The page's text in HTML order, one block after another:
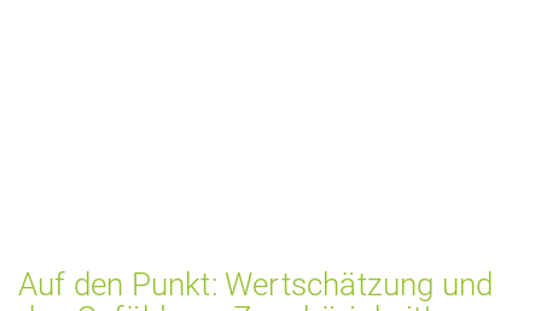
Auf den Punkt: Wertschätzung und